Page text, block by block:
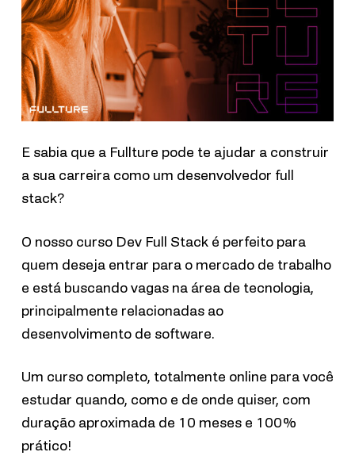
E sabia que a Fullture pode te ajudar a construir
a sua carreira como um desenvolvedor full
stack?
O nosso curso Dev Full Stack é perfeito para
quem deseja entrar para o mercado de trabalho
e está buscando vagas na área de tecnologia,
principalmente relacionadas ao
desenvolvimento de software.
Um curso completo, totalmente online para você
estudar quando, como e de onde quiser, com
duração aproximada de 10 meses e 100%
prático!